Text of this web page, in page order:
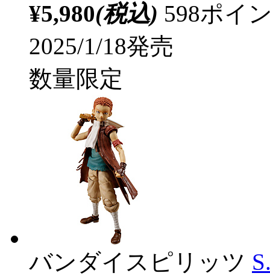
¥5,980(税込) 598ポイ
2025/1/18発売
数量限定
バンダイスピリッツ